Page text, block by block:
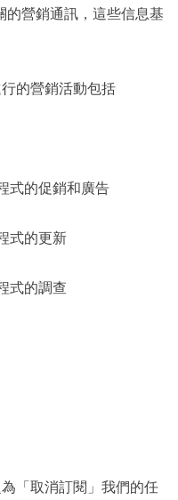
營銷通訊，這些信息基
的營銷活動包括
式的促銷和廣告
式的更新
式的調查
「取消訂閱」我們的任